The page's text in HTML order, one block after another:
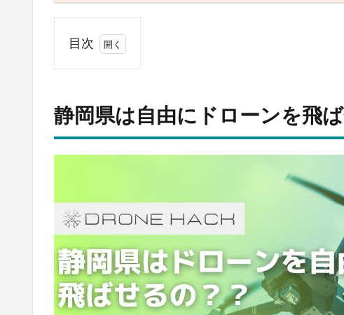
目次
県
ロ
ー
ン
を
飛
ば
せ
静岡県は自由にドローンを飛